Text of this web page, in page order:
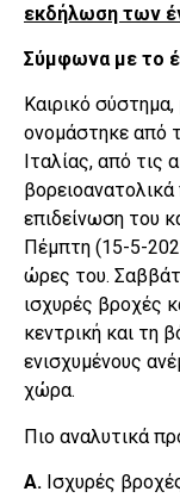
εκδήλωση των
Σύμφωνα με το
Καιρικό
ονομάστηκε από
Ιταλίας, από τις
επιδείνωση του
Πέμπτη (15-5-
ώρες του.
ισχυρές βροχές
κεντρική και τη
ενισχυμένους
χώρα.
Πιο αναλυτικά
Α. Ισχυρές